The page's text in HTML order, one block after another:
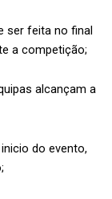
ser feita no final
a competição;
alcançam a
do evento,